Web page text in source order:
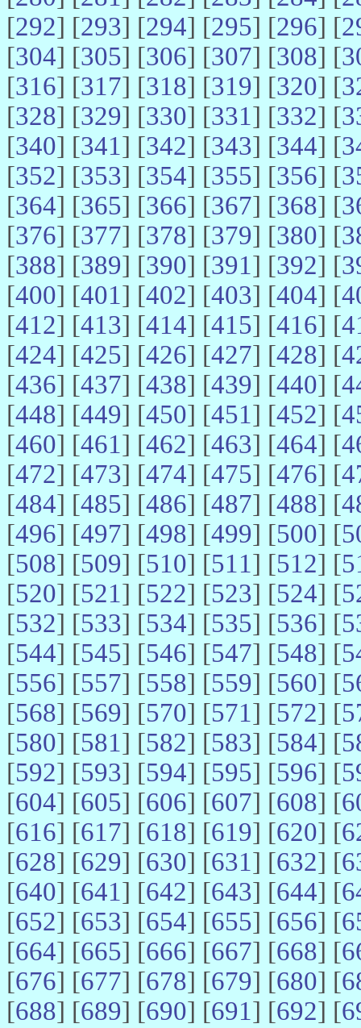
[292] [293] [294] [295] [296] [
[304] [305] [306] [307] [308] [
[316] [317] [318] [319] [320] [
[328] [329] [330] [331] [332] [
[340] [341] [342] [343] [344] [
[352] [353] [354] [355] [356] [
[364] [365] [366] [367] [368] [
[376] [377] [378] [379] [380] [
[388] [389] [390] [391] [392] [
[400] [401] [402] [403] [404] [
[412] [413] [414] [415] [416] [
[424] [425] [426] [427] [428] [
[436] [437] [438] [439] [440] [
[448] [449] [450] [451] [452] [
[460] [461] [462] [463] [464] [
[472] [473] [474] [475] [476] [
[484] [485] [486] [487] [488] [
[496] [497] [498] [499] [500] [
[508] [509] [510] [511] [512] [
[520] [521] [522] [523] [524] [
[532] [533] [534] [535] [536] [
[544] [545] [546] [547] [548] [
[556] [557] [558] [559] [560] [
[568] [569] [570] [571] [572] [
[580] [581] [582] [583] [584] [
[592] [593] [594] [595] [596] [
[604] [605] [606] [607] [608] [
[616] [617] [618] [619] [620] [
[628] [629] [630] [631] [632] [
[640] [641] [642] [643] [644] [
[652] [653] [654] [655] [656] [
[664] [665] [666] [667] [668] [
[676] [677] [678] [679] [680] [
[688] [689] [690] [691] [692] [